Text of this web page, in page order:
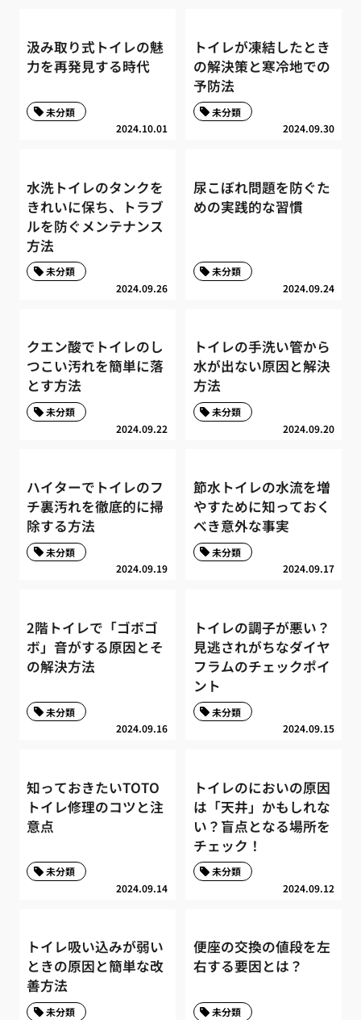
汲み取り式トイレの魅
力を再発見する時代
2024.10.01
未分類
トイレが凍結したとき
の解決策と寒冷地での
予防法
2024.09.30
未分類
水洗トイレのタンクを
きれいに保ち、トラブ
ルを防ぐメンテナンス
方法
2024.09.26
未分類
尿こぼれ問題を防ぐた
めの実践的な習慣
2024.09.24
未分類
クエン酸でトイレのし
つこい汚れを簡単に落
とす方法
2024.09.22
未分類
トイレの手洗い管から
水が出ない原因と解決
方法
2024.09.20
未分類
ハイターでトイレのフ
チ裏汚れを徹底的に掃
除する方法
2024.09.19
未分類
節水トイレの水流を増
やすために知っておく
べき意外な事実
2024.09.17
未分類
2階トイレで「ゴボゴ
ボ」音がする原因とそ
の解決方法
2024.09.16
未分類
トイレの調子が悪い？
見逃されがちなダイヤ
フラムのチェックポイ
ント
2024.09.15
未分類
知っておきたいTOTO
トイレ修理のコツと注
意点
2024.09.14
未分類
トイレのにおいの原因
は「天井」かもしれな
い？盲点となる場所を
チェック！
2024.09.12
未分類
トイレ吸い込みが弱い
ときの原因と簡単な改
善方法
未分類
便座の交換の値段を左
右する要因とは？
未分類